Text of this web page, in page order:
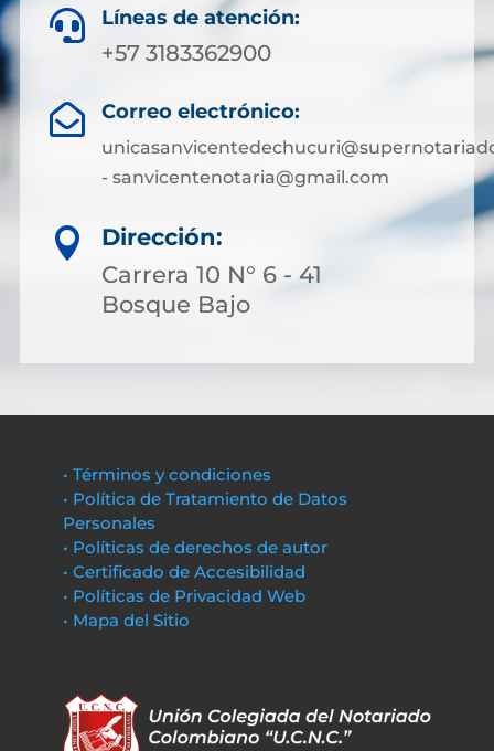
 Líneas de atención:
+57 3183362900
 Correo electrónico:
- sanvicentenotaria@gmail.com

Dirección:
Carrera 10 N° 6 - 41
Bosque Bajo
• Términos y condiciones
• Política de Tratamiento de Datos
Personales
• Políticas de derechos de autor
• Certificado de Accesibilidad
• Políticas de Privacidad Web
• Mapa del Sitio